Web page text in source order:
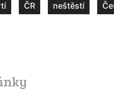
ČR neštěstí